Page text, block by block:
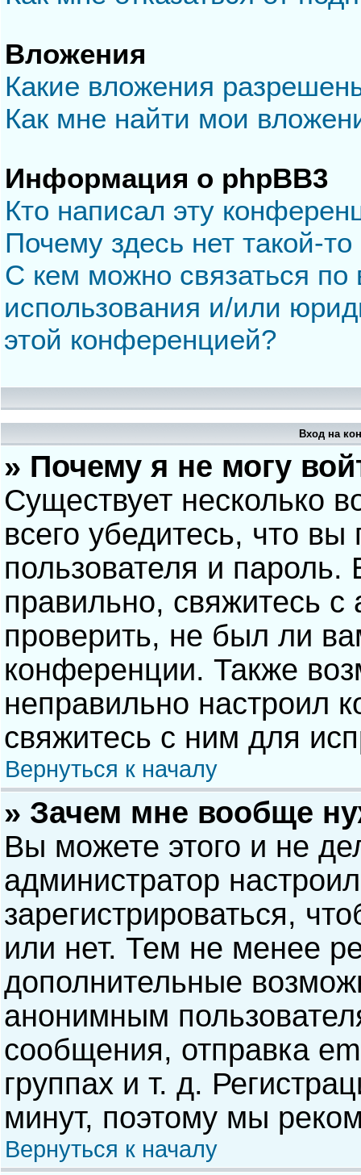
Вложения
Какие вложения
Как мне найти мои
Информация о phpBB3
Кто написал эту
Почему здесь нет такой-
С кем можно связаться по
использования и/или
этой конференцией?
Вход на
» Почему я не могу
Существует несколько
всего убедитесь, что
пользователя и
правильно, свяжитесь
проверить, не был ли
конференции. Также
неправильно настроил
свяжитесь с ним для
Вернуться к началу
» Зачем мне вообще
Вы можете этого и не
администратор
зарегистрироваться,
или нет. Тем не менее
дополнительные
анонимным
сообщения, отправка
группах и т. д.
минут, поэтому мы
Вернуться к началу